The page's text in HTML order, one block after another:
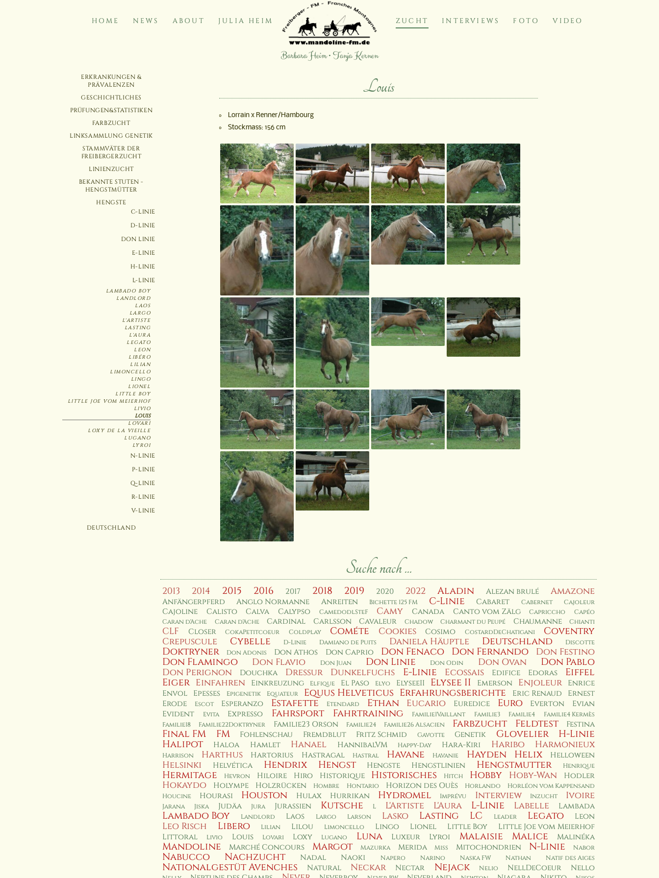
Barbara Heim • Tanja Kernen
HOME NEWS ABOUT JULIA HEIM ZUCHT INTERVIEWS FOTO VIDEO
NAVIGATION
ÜBERSPRINGEN
ERKRANKUNGEN &
PRÄVALENZEN
GESCHICHTLICHES
PRÜFUNGEN&STATISTIKEN
FARBZUCHT
LINKSAMMLUNG GENETIK
STAMMVÄTER DER
FREIBERGERZUCHT
LINIENZUCHT
BEKANNTE STUTEN -
HENGSTMÜTTER
HENGSTE
C-LINIE
D-LINIE
DON LINIE
E-LINIE
H-LINIE
L-LINIE
LAMBADO BOY
LANDLORD
LAOS
LARGO
L'ARTISTE
LASTING
L'AURA
LEGATO
LEON
LIBÉRO
LILIAN
LIMONCELLO
LINGO
LIONEL
LITTLE BOY
LITTLE JOE VOM MEIERHOF
LIVIO
LOUIS
LOVARI
LOXY DE LA VIEILLE
LUGANO
LYROI
N-LINIE
P-LINIE
Q-LINIE
R-LINIE
V-LINIE
DEUTSCHLAND
Louis
Lorrain x Renner/Hambourg
Stockmass: 156 cm
Suche nach ...
2013 2014 2015 2016 2017 2018 2019 2020 2022 Aladin Alezan brulé Amazone
Anfängerpferd Anglo Normanne Anreiten Bichette 125 FM C-Linie Cabaret Cabernet Cajoleur
Cajoline Calisto Calva Calypso CamedodlSteF Camy Canada Canto vom Zälg Capriccho
Capéo
Caran d'Ache
Caran d'Ache Cardinal Carlsson Cavaleur Chadow Charmant du Peupé Chaumanne Chianti
CLF Closer CokaPetitcoeur Coldplay Cométe Cookies Cosimo CostardDeChatigani Coventry
Crepuscule Cybelle D-Linie Damiano de Puits Daniela Häuptle Deutschland Discotte
Doktryner Don Adonis Don Athos Don Caprio Don Fenaco Don Fernando Don Festino
Don Flamingo Don Flavio Don Juan Don Linie Don Odin Don Ovan Don Pablo
Don Perignon Douchka Dressur Dunkelfuchs E-Linie Ecossais Edifice Edoras
Eiffel
Eiger Einfahren Einkreuzung Elfique El Paso Elyo ElyseeII Elysee II Emerson Enjoleur
Enrice
Envol
Epesses Epigenetik Equateur Equus Helveticus Erfahrungsberichte Eric Renaud
Ernest
Erode
Escot Esperanzo Estafette Etendard Ethan Eucario Euredice Euro Everton
Evian
Evident
Evita Expresso Fahrsport Fahrtraining Familie1Vaillant Familie3 Familie4
Familie4 Kermès
Familie18
Familie22Doktryner Familie23 Orson Familie24 Familie26 Alsacien Farbzucht Feldtest Festina
Final FM FM Fohlenschau Fremdblut Fritz Schmid Gavotte Genetik Glovelier
H-Linie
Halipot
Haloa Hamlet Hanael HannibalVM Happy-Day Hara-Kiri Haribo Harmonieux
Harrison Harthus Hartorius Hastragal Hastral Havane Havanie Hayden Helix Helloween
Helsinki Helvética Hendrix Hengst Hengste Hengstlinien Hengstmutter Henrique
Hermitage Hevron Hiloire Hiro Historique Historisches Hitch Hobby Hoby-Wan Hodler
Hokaydo Holympe Holzrücken Hombre Hontario Horizon des Ouès Horlando
Horléon vom Kappensand
Houcine
Hourasi Houston Hulax Hurrikan Hydromel Imprévu Interview Inzucht Ivoire
Jarana Jiska Judäa Jura Jurassien Kutsche L L'Artiste L'Aura L-Linie Labelle Lambada
Lambado Boy Landlord Laos Largo Larson Lasko Lasting LC Leader Legato Leon
Leo Risch Libero Lilian Lilou Limoncello Lingo Lionel Little Boy
Little Joe vom Meierhof
Littoral
Livio Louis Lovari Loxy Lugano Luna Luxeur Lyroi Malaisie Malice Malinéka
Mandoline Marché Concours Margot Mazurka Merida Miss Mitochondrien N-Linie Nabor
Nabucco Nachzucht Nadal Naoki Napero Narino Naska FW Nathan Natif des Aiges
Nationalgestüt Avenches Natural Neckar Nectar Nejack Nelio NellDeCoeur Nello